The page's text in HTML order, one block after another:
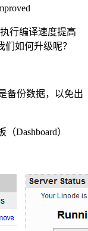
行编译速度提高
如何升级呢？
备份数据，以免出
Dashboard）